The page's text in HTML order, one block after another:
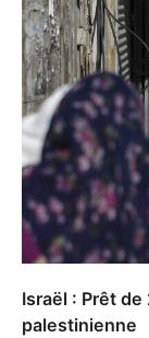
Israël : Prêt de
palestinienne